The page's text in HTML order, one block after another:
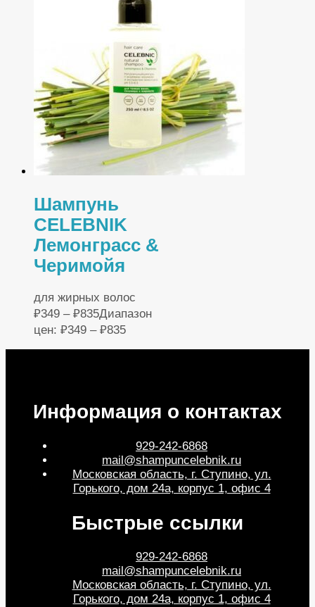
Шампунь
CELEBNIK
Лемонграсс &
Черимойя
для жирных волос
₽349 – ₽835Диапазон
цен: ₽349 – ₽835
Информация о контактах
929-242-6868
mail@shampuncelebnik.ru
Московская область, г. Ступино, ул.
Горького, дом 24а, корпус 1, офис 4
Быстрые ссылки
929-242-6868
mail@shampuncelebnik.ru
Московская область, г. Ступино, ул.
Горького, дом 24а, корпус 1, офис 4